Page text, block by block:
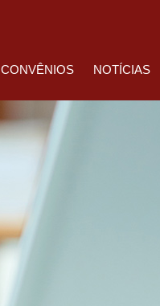
CONVÊNIOS NOTÍCIAS